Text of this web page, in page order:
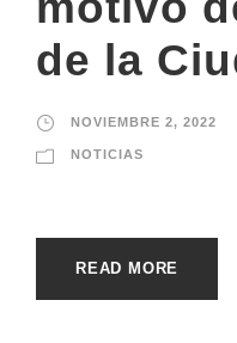
de la
NOVIEMBRE 2, 2022
NOTICIAS
READ MORE